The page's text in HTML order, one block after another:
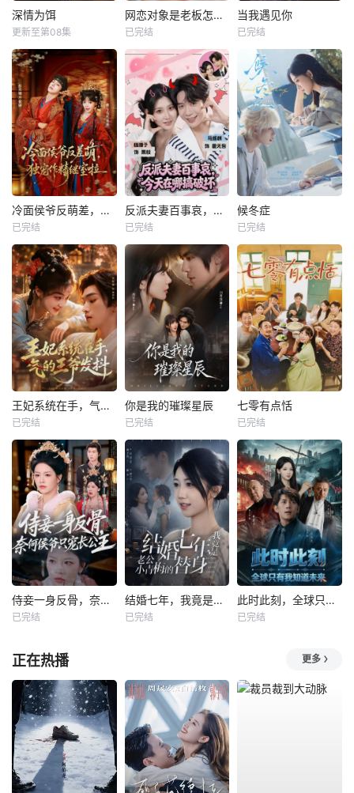
深情为饵
更新至第08集
网恋对象是老板怎么办
已完结
当我遇见你
已完结
冷面侯爷反萌差，独宠作精继室啦
已完结
反派夫妻百事哀，今天在哪搞破坏
已完结
候冬症
已完结
王妃系统在手，气的王爷发抖
已完结
你是我的璀璨星辰
已完结
七零有点恬
已完结
侍妾一身反骨，奈何侯爷只宠长公主
已完结
结婚七年，我竟是老公小青梅的替身
已完结
此时此刻，全球只有我知道未来
已完结
正在热播 更多